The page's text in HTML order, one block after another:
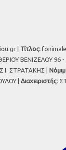
| Τίτλος:
ΒΕΝΙΖΕΛΟΥ 96 -
Ι. ΣΤΡΑΤΑΚΗΣ |
| Διαχειριστής: